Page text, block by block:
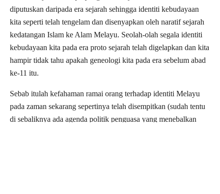
diputuskan daripada era sejarah sehingga identiti kebudayaan
kita seperti telah tengelam dan disenyapkan oleh naratif sejarah
kedatangan Islam ke Alam Melayu. Seolah-olah segala identiti
kebudayaan kita pada era proto sejarah telah digelapkan dan kita
hampir tidak tahu apakah geneologi kita pada era sebelum abad
ke-11 itu.
Sebab itulah kefahaman ramai orang terhadap identiti Melayu
pada zaman sekarang sepertinya telah disempitkan (sudah tentu
di sebaliknya ada agenda politik penguasa yang menebalkan